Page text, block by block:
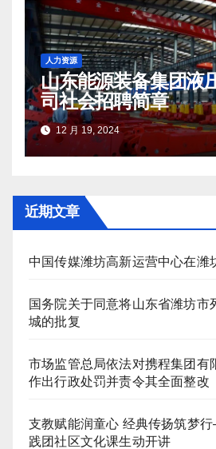
人力资源
山东能源装备集团液
司社会招聘简章
12 月 19, 2024
近期文章
中国传媒潍坊高新运营中心在潍
国务院关于同意将山东省潍坊市
城的批复
市场监管总局依法对携程集团有
作出行政处罚并责令其全面整改
支教赋能润童心 经典传扬筑梦
践团社区文化课生动开讲